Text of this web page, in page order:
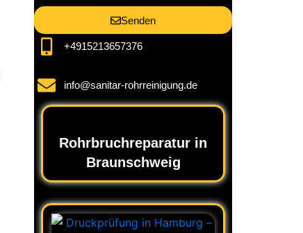
Senden
+4915213657376
info@sanitar-rohrreinigung.de
Rohrbruchreparatur in
Braunschweig